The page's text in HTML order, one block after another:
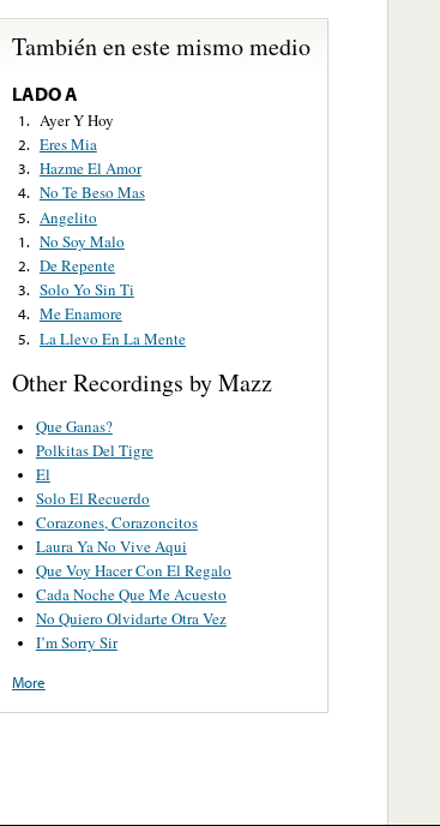
También en este mismo medio
LADO A
1. Ayer Y Hoy
2. Eres Mia
3. Hazme El Amor
4. No Te Beso Mas
5. Angelito
1. No Soy Malo
2. De Repente
3. Solo Yo Sin Ti
4. Me Enamore
5. La Llevo En La Mente
Other Recordings by Mazz
Que Ganas?
Polkitas Del Tigre
El
Solo El Recuerdo
Corazones, Corazoncitos
Laura Ya No Vive Aqui
Que Voy Hacer Con El Regalo
Cada Noche Que Me Acuesto
No Quiero Olvidarte Otra Vez
I’m Sorry Sir
More